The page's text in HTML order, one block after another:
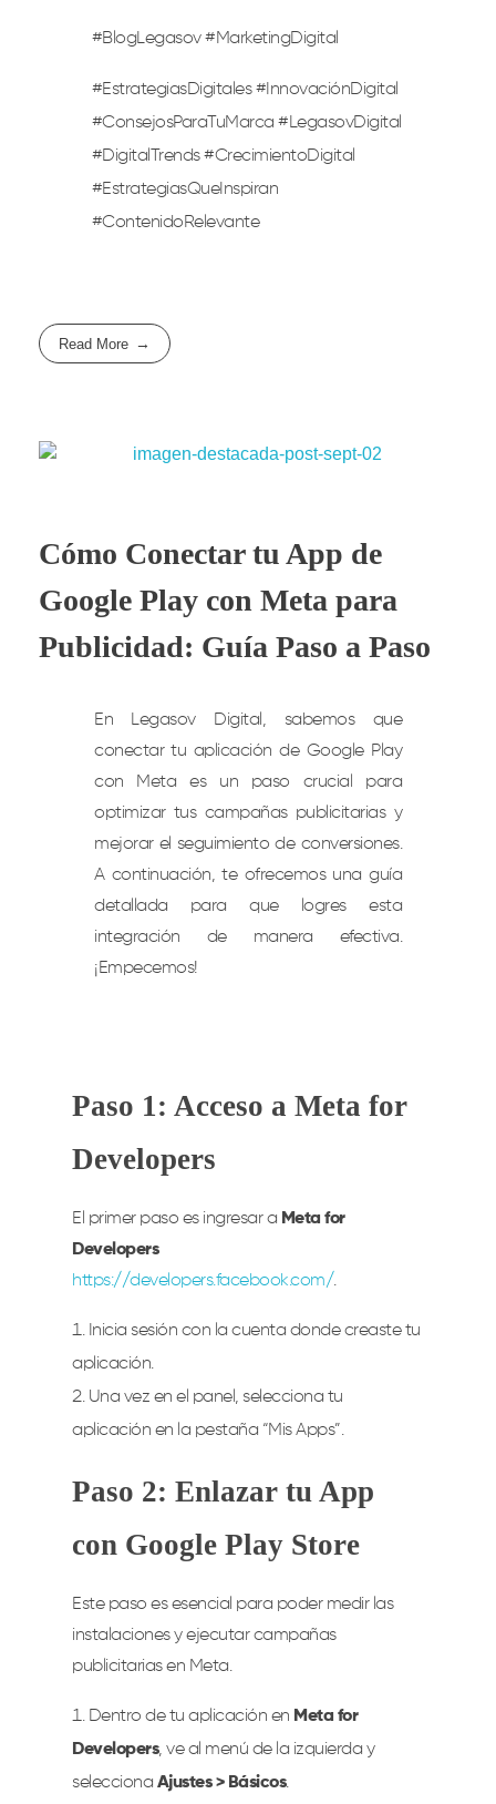
#BlogLegasov #MarketingDigital
#EstrategiasDigitales #InnovaciónDigital
#ConsejosParaTuMarca #LegasovDigital
#DigitalTrends #CrecimientoDigital
#EstrategiasQueInspiran
#ContenidoRelevante
Read More
Cómo Conectar tu App de
Google Play con Meta para
Publicidad: Guía Paso a Paso
En Legasov Digital, sabemos que
conectar tu aplicación de Google Play
con Meta es un paso crucial para
optimizar tus campañas publicitarias y
mejorar el seguimiento de conversiones.
A continuación, te ofrecemos una guía
detallada para que logres esta
integración de manera efectiva.
¡Empecemos!
Paso 1: Acceso a Meta for
Developers
El primer paso es ingresar a Meta for
Developers
https://developers.facebook.com/.
Inicia sesión con la cuenta donde creaste tu
aplicación.
Una vez en el panel, selecciona tu
aplicación en la pestaña “Mis Apps”.
Paso 2: Enlazar tu App
con Google Play Store
Este paso es esencial para poder medir las
instalaciones y ejecutar campañas
publicitarias en Meta.
Dentro de tu aplicación en Meta for
Developers, ve al menú de la izquierda y
selecciona Ajustes > Básicos.